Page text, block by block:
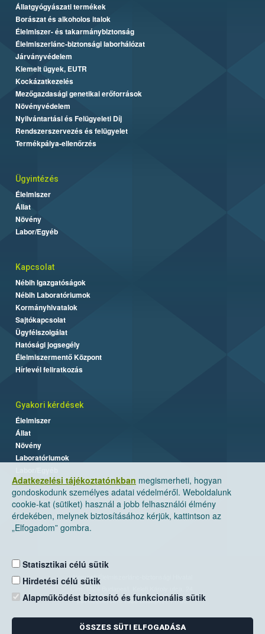
Adatkezelési tájékoztatónkban megismerheti, hogyan
gondoskodunk személyes adatai védelméről. Weboldalunk
cookie-kat (sütiket) használ a jobb felhasználói élmény
érdekében, melynek biztosításához kérjük, kattintson az
„Elfogadom” gombra.
Statisztikai célú sütik
Hirdetési célú sütik
Alapműködést biztosító és funkcionális sütik
ÖSSZES SÜTI ELFOGADÁSA
Állatgyógyászati termékek
Borászat és alkoholos italok
Élelmiszer- és takarmánybiztonság
Élelmiszerlánc-biztonsági laborhálózat
Járványvédelem
Kiemelt ügyek, EUTR
Kockázatkezelés
Mezőgazdasági genetikai erőforrások
Növényvédelem
Nyilvántartási és Felügyeleti Díj
Rendszerszervezés és felügyelet
Termékpálya-ellenőrzés
Ügyintézés
Élelmiszer
Állat
Növény
Labor/Egyéb
Kapcsolat
Nébih Igazgatóságok
Nébih Laboratóriumok
Kormányhivatalok
Sajtókapcsolat
Ügyfélszolgálat
Hatósági jogsegély
Élelmiszermentő Központ
Hírlevél feliratkozás
Gyakori kérdések
Élelmiszer
Állat
Növény
Laboratóriumok
Nemzeti Élelmiszerlánc-biztonsági Hivatal
Levelezési cím: 1525 Budapest. Pf. 30.